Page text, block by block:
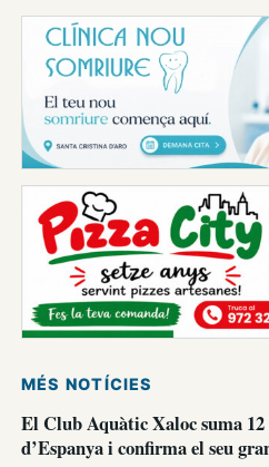
MÉS NOTÍCIES
El Club Aquàtic Xaloc suma
d’Espanya i confirma el seu